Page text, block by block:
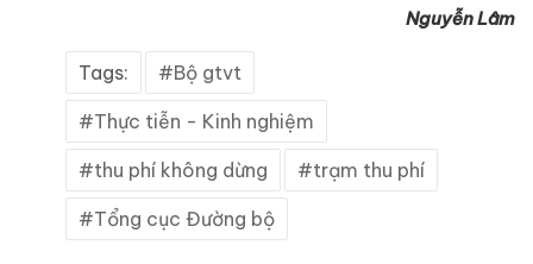
Nguyễn Lâm
Tags: Bộ gtvt
Thực tiễn - Kinh nghiệm
thu phí không dừng trạm thu phí
Tổng cục Đường bộ